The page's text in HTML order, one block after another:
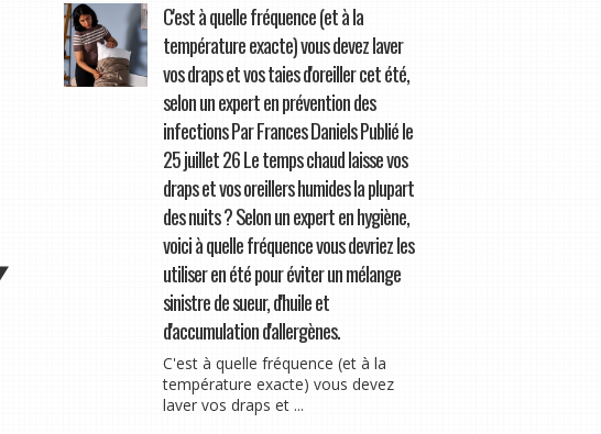
C'est à quelle fréquence (et à la
température exacte) vous devez laver
vos draps et vos taies d'oreiller cet été,
selon un expert en prévention des
infections Par Frances Daniels Publié le
25 juillet 26 Le temps chaud laisse vos
draps et vos oreillers humides la plupart
des nuits ? Selon un expert en hygiène,
voici à quelle fréquence vous devriez les
utiliser en été pour éviter un mélange
sinistre de sueur, d'huile et
d'accumulation d'allergènes.
C'est à quelle fréquence (et à la
température exacte) vous devez
laver vos draps et ...